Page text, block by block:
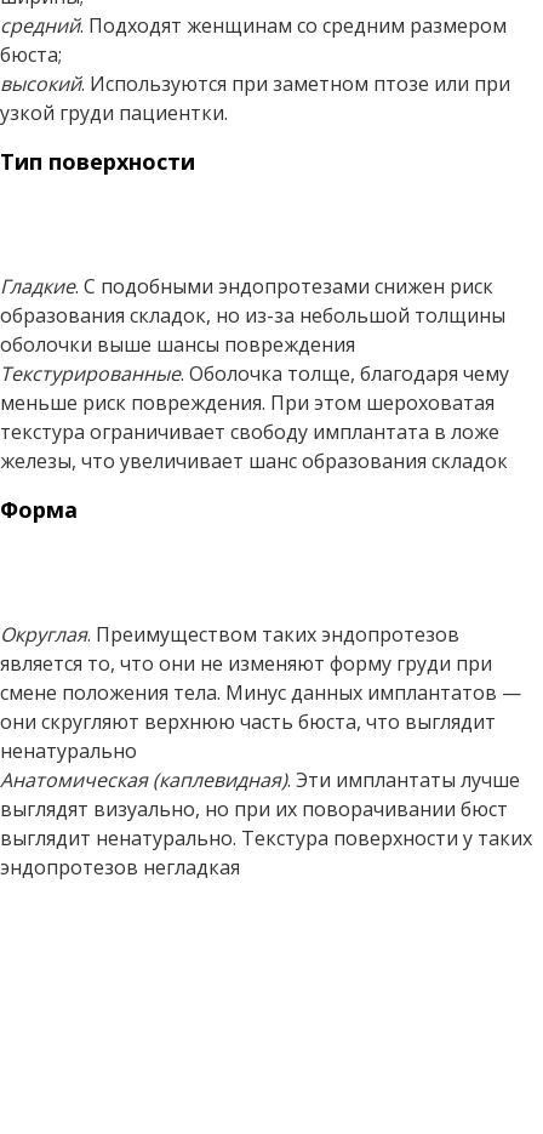
средний. Подходят женщинам со средним размером
бюста;
высокий. Используются при заметном птозе или при
узкой груди пациентки.
Тип поверхности
Гладкие. С подобными эндопротезами снижен риск
образования складок, но из-за небольшой толщины
оболочки выше шансы повреждения
Текстурированные. Оболочка толще, благодаря чему
меньше риск повреждения. При этом шероховатая
текстура ограничивает свободу имплантата в ложе
железы, что увеличивает шанс образования складок
Форма
Округлая. Преимуществом таких эндопротезов
является то, что они не изменяют форму груди при
смене положения тела. Минус данных имплантатов —
они скругляют верхнюю часть бюста, что выглядит
ненатурально
Анатомическая (каплевидная). Эти имплантаты лучше
выглядят визуально, но при их поворачивании бюст
выглядит ненатурально. Текстура поверхности у таких
эндопротезов негладкая